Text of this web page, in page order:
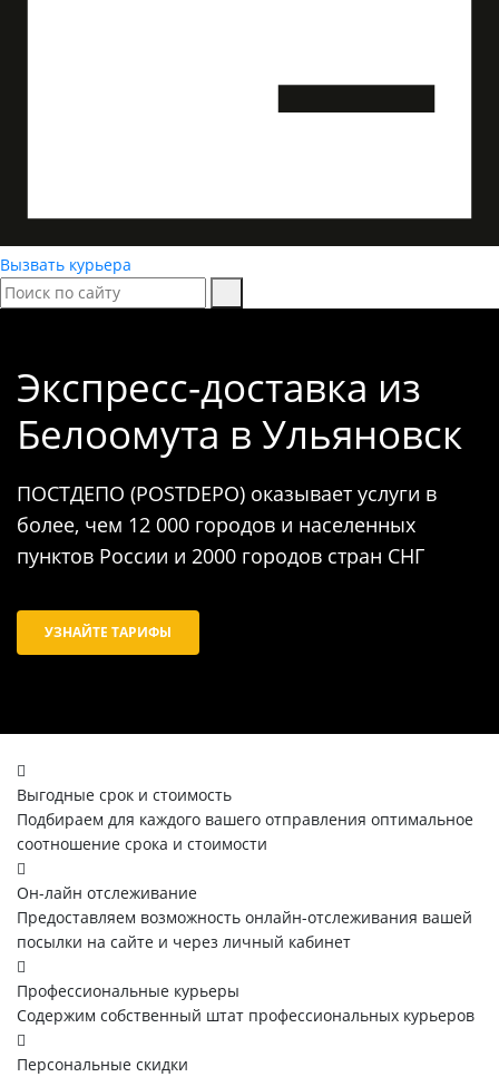
Вызвать курьера
Экспресс-доставка из
Белоомута в Ульяновск
ПОСТДЕПО (POSTDEPO) оказывает услуги в
более, чем 12 000 городов и населенных
пунктов России и 2000 городов стран СНГ
УЗНАЙТЕ ТАРИФЫ
Выгодные срок и стоимость
Подбираем для каждого вашего отправления оптимальное
соотношение срока и стоимости
Он-лайн отслеживание
Предоставляем возможность онлайн-отслеживания вашей
посылки на сайте и через личный кабинет
Профессиональные курьеры
Содержим собственный штат профессиональных курьеров
Персональные скидки